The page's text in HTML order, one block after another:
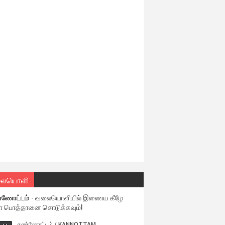
- வலையொளியில் இணைய கீழே
பொத்தானை சொடுக்கவும்!